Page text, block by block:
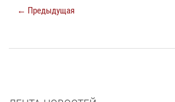
← Предыдущая